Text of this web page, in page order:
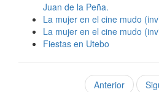
Juan de la Peña.
La mujer en el cine mudo
La mujer en el cine mudo
Fiestas en Utebo
Anterior